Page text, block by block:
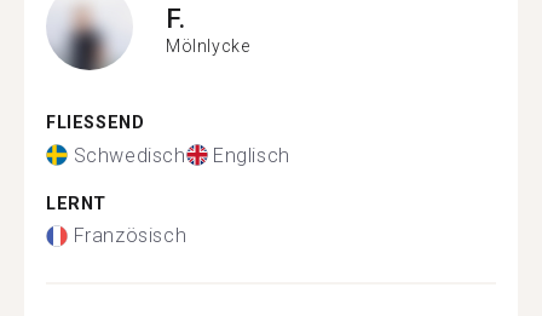
F.
Mölnlycke
FLIESSEND
Schwedisch Englisch
LERNT
Französisch